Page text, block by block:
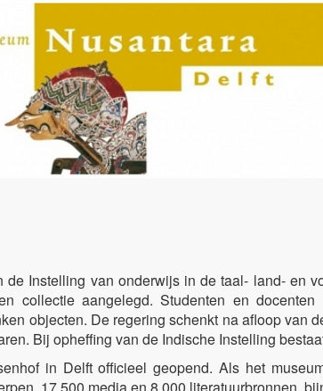
Instelling van onderwijs in de taal- land- en
collectie aangelegd. Studenten en
objecten. De regering schenkt na afloop van
Bij opheffing van de Indische Instelling
in Delft officieel geopend. Als het